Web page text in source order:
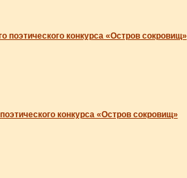
поэтического конкурса «Остров сокровищ»
конкурса «Остров сокровищ»